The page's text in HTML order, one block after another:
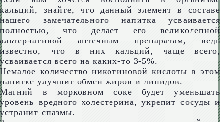
кальций, знайте, что данный элемент в составе
нашего замечательного напитка усваивается
полностью, что делает его великолепной
альтернативой аптечным препаратам, ведь
известно, что в них кальций, чаще всего,
усваивается всего на каких-то 3-5%.
Немалое количество никотиновой кислоты в этом
напитке улучшит обмен жиров и липидов.
Магний в морковном соке будет уменьшать
уровень вредного холестерина, укрепит сосуды и
устранит спазмы.